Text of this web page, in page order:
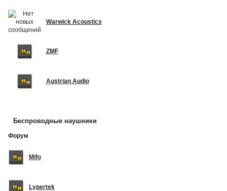
Warwick Acoustics
ZMF
Austrian Audio
Беспроводные наушники
Форум
Mifo
Lypertek